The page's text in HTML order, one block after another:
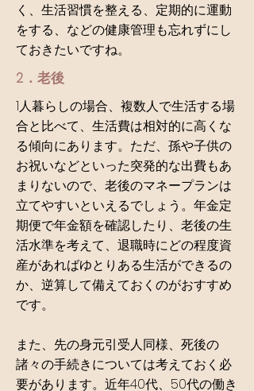
く、生活習慣を整える、定期的に運動
をする、などの健康管理も忘れずにし
ておきたいですね。
2．老後
1人暮らしの場合、複数人で生活する場
合と比べて、生活費は相対的に高くな
る傾向にあります。ただ、孫や子供の
お祝いなどといった突発的な出費もあ
まりないので、老後のマネープランは
立てやすいといえるでしょう。年金定
期便で年金額を確認したり、老後の生
活水準を考えて、退職時にどの程度資
産があればゆとりある生活ができるの
か、逆算して備えておくのがおすすめ
です。
また、先の身元引受人同様、死後の
諸々の手続きについては考えておく必
要があります。近年40代、50代の働き